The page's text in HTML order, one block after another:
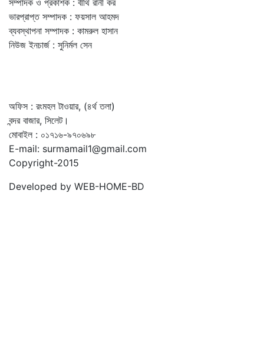
ভারপ্রাপ্ত সম্পাদক : ফয়সাল আহমদ
ব্যবস্থাপনা সম্পাদক : কামরুল হাসান
নিউজ ইনচার্জ : সুনির্মল সেন
অফিস : রংমহল টাওয়ার, (৪র্থ তলা)
বন্দর বাজার, সিলেট।
মোবাইল : ০১৭১৬-৯৭০৬৯৮
E-mail: surmamail1@gmail.com
Copyright-2015
Developed by WEB-HOME-BD